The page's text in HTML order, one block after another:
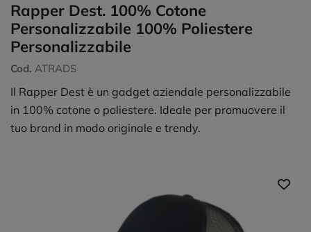
Rapper Dest. 100% Cotone
Personalizzabile 100% Poliestere
Personalizzabile
Cod. ATRADS
Il Rapper Dest è un gadget aziendale personalizzabile
in 100% cotone o poliestere. Ideale per promuovere il
tuo brand in modo originale e trendy.